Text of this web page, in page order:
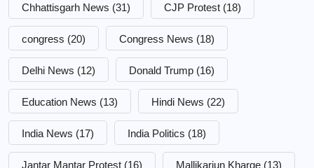
Chhattisgarh News (31) CJP Protest (18)
congress (20) Congress News (18)
Delhi News (12) Donald Trump (16)
Education News (13) Hindi News (22)
India News (17) India Politics (18)
Jantar Mantar Protest (16) Mallikarjun Kharge (13)